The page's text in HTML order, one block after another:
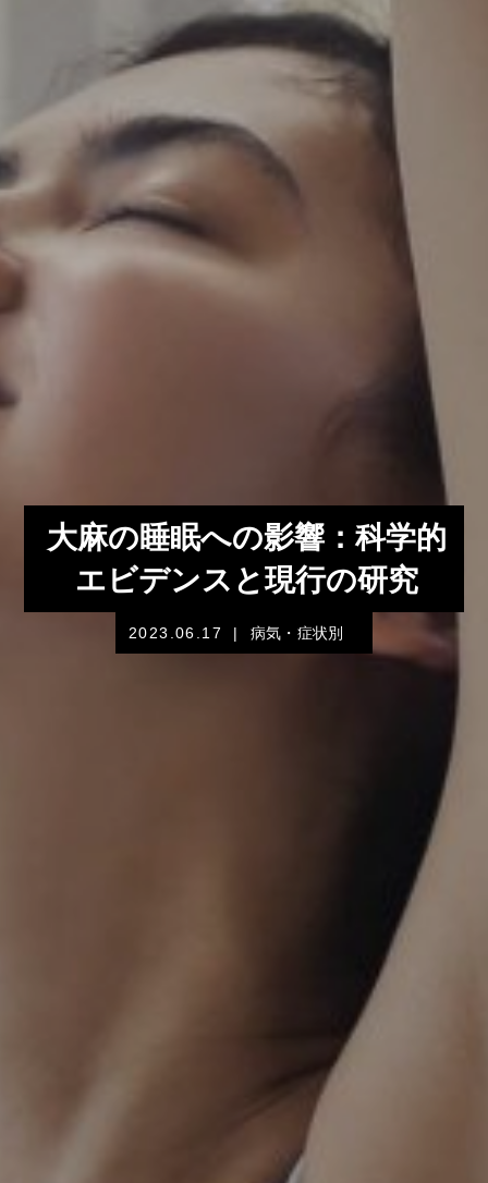
大麻の睡眠への影響：科学的
エビデンスと現行の研究
2023.06.17 | 病気・症状別